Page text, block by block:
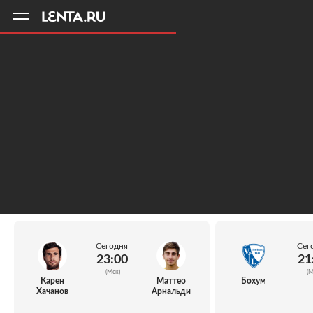
Карен
Хачанов
Сегодня
23:00
(Мск)
Маттео
Арнальди
Бохум